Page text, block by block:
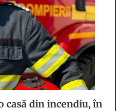
casă din incendiu, în